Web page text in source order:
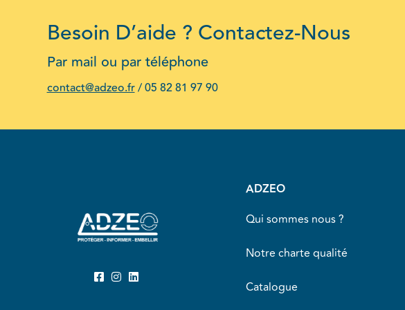
Besoin D’aide ? Contactez-Nous
Par mail ou par téléphone
contact@adzeo.fr/05 82 81 97 90
ADZEO
Qui sommes nous ?
Notre charte qualité
Catalogue